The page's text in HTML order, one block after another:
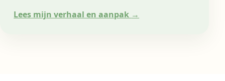
Lees mijn verhaal en aanpak →